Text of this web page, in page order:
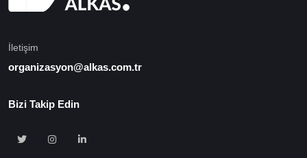
İletişim
organizasyon@alkas.com.tr
Bizi Takip Edin